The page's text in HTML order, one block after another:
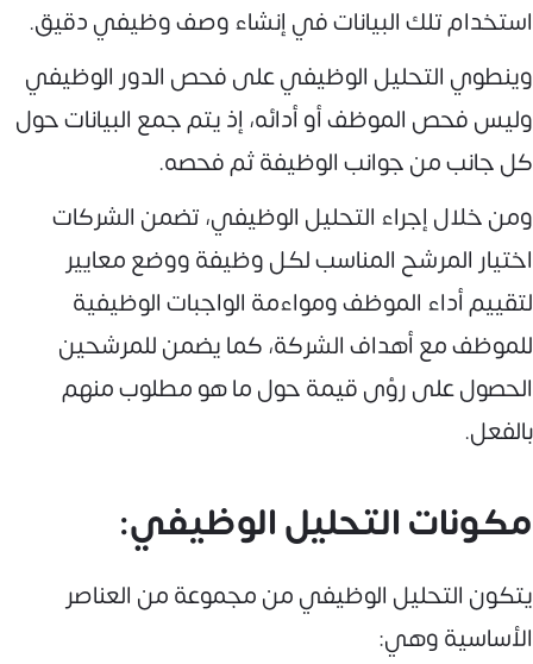
استخدام تلك البيانات في إنشاء وصف وظيفي دقيق.
وينطوي التحليل الوظيفي على فحص الدور الوظيفي
وليس فحص الموظف أو أدائه، إذ يتم جمع البيانات حول
كل جانب من جوانب الوظيفة ثم فحصه.
ومن خلال إجراء التحليل الوظيفي، تضمن الشركات
اختيار المرشح المناسب لكل وظيفة ووضع معايير
لتقييم أداء الموظف ومواءمة الواجبات الوظيفية
للموظف مع أهداف الشركة، كما يضمن للمرشحين
الحصول على رؤى قيمة حول ما هو مطلوب منهم
بالفعل.
مكونات التحليل الوظيفي:
يتكون التحليل الوظيفي من مجموعة من العناصر
الأساسية وهي: